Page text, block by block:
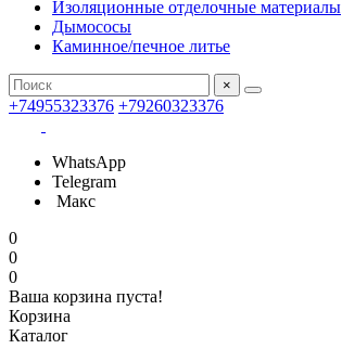
Изоляционные отделочные материалы
Дымососы
Каминное/печное литье
×
+74955323376 +79260323376
WhatsApp
Telegram
Макс
0
0
0
Ваша корзина пуста!
Корзина
Каталог